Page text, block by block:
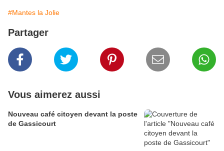
#Mantes la Jolie
Partager
Vous aimerez aussi
Nouveau café citoyen devant la poste
de Gassicourt